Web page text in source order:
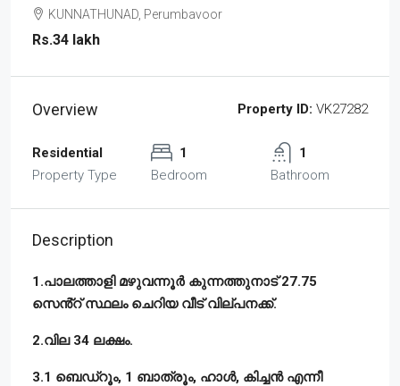
KUNNATHUNAD, Perumbavoor
Rs.34 lakh
Overview Property ID: VK27282
Residential
Property Type
1
Bedroom
1
Bathroom
Description
1.പാലത്താളി മഴുവന്നൂർ കുന്നത്തുനാട് 27.75
സെൻ്റ് സ്ഥലം ചെറിയ വീട് വില്പനക്ക്.
2.വില 34 ലക്ഷം.
3.1 ബെഡ്‌റൂം, 1 ബാത്രൂം, ഹാൾ, കിച്ചൻ എന്നീ